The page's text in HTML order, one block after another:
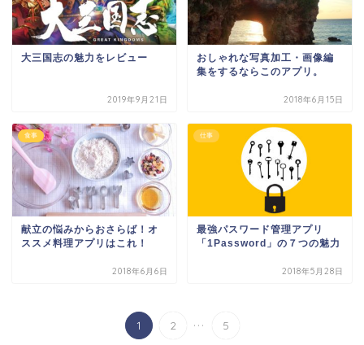
大三国志の魅力をレビュー
2019年9月21日
おしゃれな写真加工・画像編
集をするならこのアプリ。
2018年6月15日
食事
献立の悩みからおさらば！オ
ススメ料理アプリはこれ！
2018年6月6日
仕事
最強パスワード管理アプリ
「1Password」の７つの魅力
2018年5月28日
1 2 ... 5